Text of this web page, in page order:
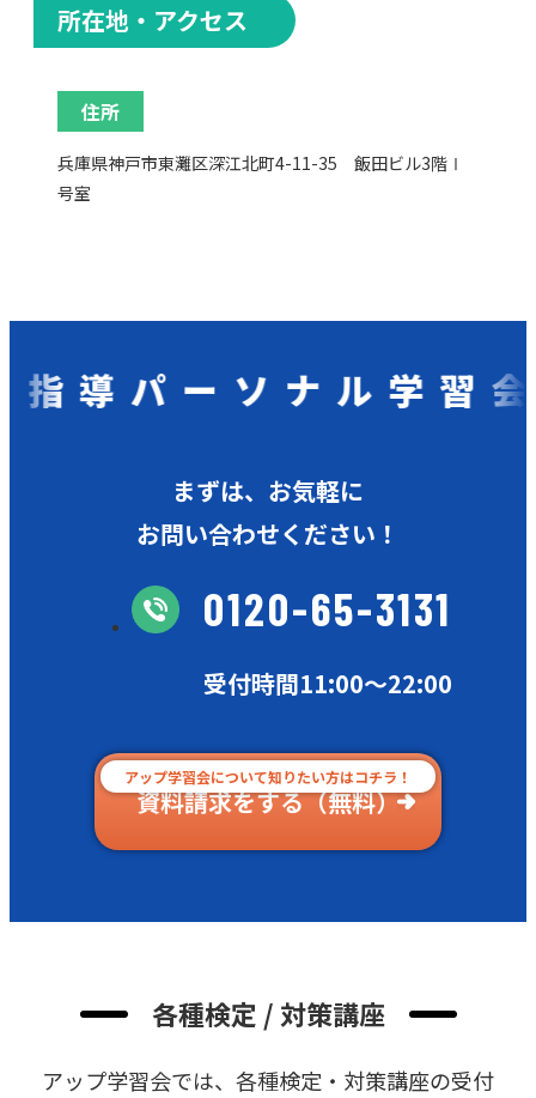
所在地・アクセス
住所
兵庫県神戸市東灘区深江北町4-11-35 飯田ビル3階Ⅰ
号室
パーソナル学習会
まずは、お気軽に
お問い合わせください！
0120-65-3131
受付時間11:00〜22:00
アップ学習会について知りたい方はコチラ！
資料請求をする（無料）
各種検定 / 対策講座
アップ学習会では、各種検定・対策講座の受付